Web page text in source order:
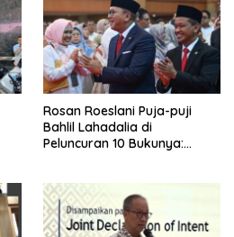
Rosan Roeslani Puja-puji
Bahlil Lahadalia di
Peluncuran 10 Bukunya: